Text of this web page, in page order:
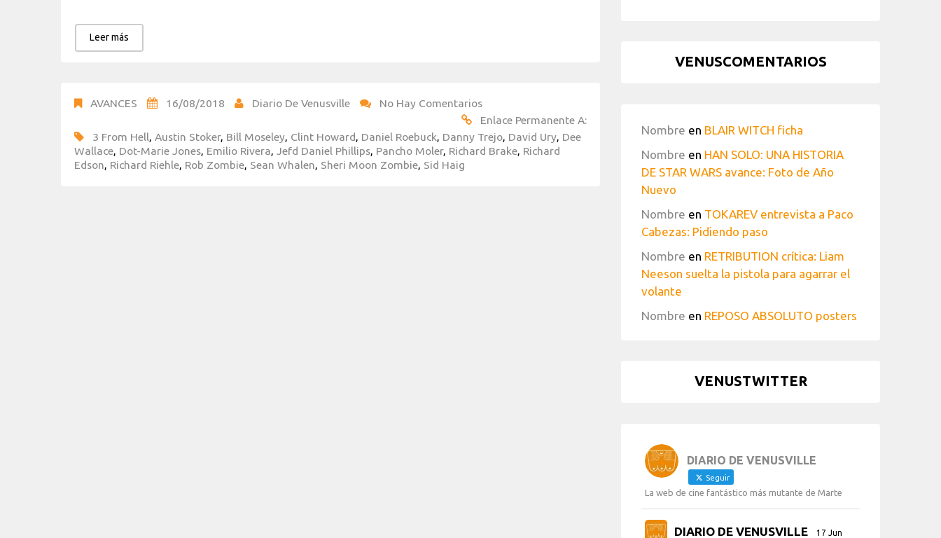
Leer más
AVANCES 16/08/2018 Diario De Venusville
No Hay Comentarios
Enlace Permanente A:
3 From Hell, Austin Stoker, Bill Moseley, Clint Howard, Daniel Roebuck, Danny Trejo, David Ury, Dee
Wallace, Dot-Marie Jones, Emilio Rivera, Jefd Daniel Phillips, Pancho Moler, Richard Brake, Richard
Edson, Richard Riehle, Rob Zombie, Sean Whalen, Sheri Moon Zombie, Sid Haig
VENUSCOMENTARIOS
Nombre en BLAIR WITCH ficha
Nombre en HAN SOLO: UNA HISTORIA
DE STAR WARS avance: Foto de Año
Nuevo
Nombre en TOKAREV entrevista a Paco
Cabezas: Pidiendo paso
Nombre en RETRIBUTION crítica: Liam
Neeson suelta la pistola para agarrar el
volante
Nombre en REPOSO ABSOLUTO posters
VENUSTWITTER
DIARIO DE VENUSVILLE
Seguir
La web de cine fantástico más mutante de Marte
DIARIO DE VENUSVILLE 17 Jun